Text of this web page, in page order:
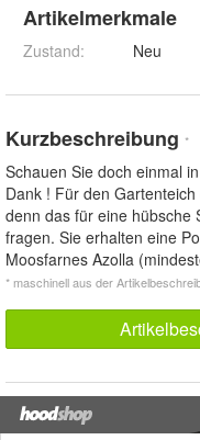
Artikelmerkmale
Zustand: Neu
Kurzbeschreibung *
Schauen Sie doch einmal
Dank ! Für den
denn das für eine hübsche
fragen. Sie erhalten eine
Moosfarnes Azolla
* maschinell aus der